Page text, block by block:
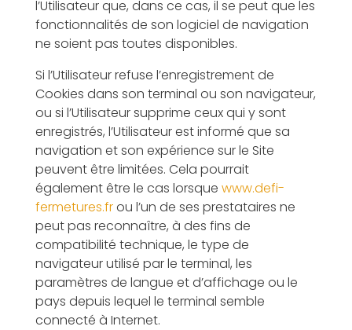
l’Utilisateur que, dans ce cas, il se peut que les
fonctionnalités de son logiciel de navigation
ne soient pas toutes disponibles.
Si l’Utilisateur refuse l’enregistrement de
Cookies dans son terminal ou son navigateur,
ou si l’Utilisateur supprime ceux qui y sont
enregistrés, l’Utilisateur est informé que sa
navigation et son expérience sur le Site
peuvent être limitées. Cela pourrait
également être le cas lorsque www.defi-
fermetures.frou l’un de ses prestataires ne
peut pas reconnaître, à des fins de
compatibilité technique, le type de
navigateur utilisé par le terminal, les
paramètres de langue et d’affichage ou le
pays depuis lequel le terminal semble
connecté à Internet.